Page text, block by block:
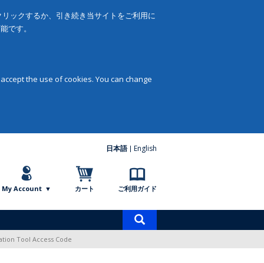
ックするか、引き続き当サイトをご利用に
です。
the use of cookies. You can change
日本語 English
My Account カート ご利用ガイド
Tool Access Code